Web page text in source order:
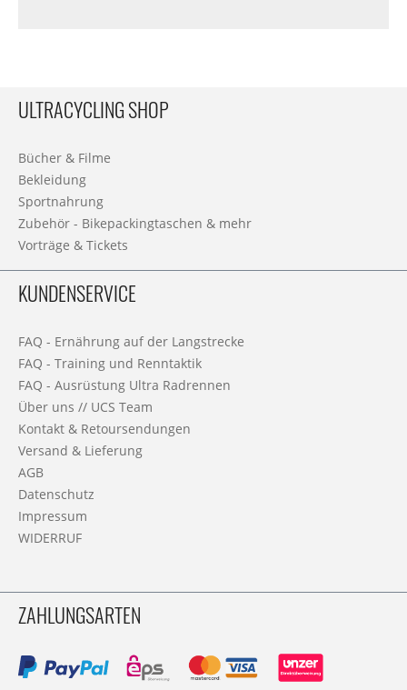
ULTRACYCLING SHOP
Bücher & Filme
Bekleidung
Sportnahrung
Zubehör - Bikepackingtaschen & mehr
Vorträge & Tickets
KUNDENSERVICE
FAQ - Ernährung auf der Langstrecke
FAQ - Training und Renntaktik
FAQ - Ausrüstung Ultra Radrennen
Über uns // UCS Team
Kontakt & Retoursendungen
Versand & Lieferung
AGB
Datenschutz
Impressum
WIDERRUF
ZAHLUNGSARTEN